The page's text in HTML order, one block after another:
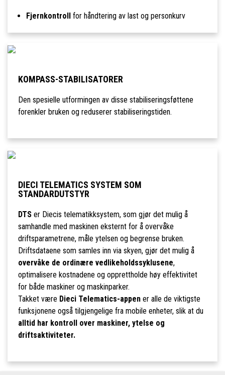
Fjernkontroll for håndtering av last og personkurv
KOMPASS-STABILISATORER
Den spesielle utformingen av disse stabiliseringsføttene
forenkler bruken og reduserer stabiliseringstiden.
DIECI TELEMATICS SYSTEM SOM
STANDARDUTSTYR
DTSer Diecis telematikksystem, som gjør det mulig å
samhandle med maskinen eksternt for å overvåke
driftsparametrene, måle ytelsen og begrense bruken.
Driftsdataene som samles inn via skyen, gjør det mulig å
overvåke de ordinære vedlikeholdssyklusene,
optimalisere kostnadene og opprettholde høy effektivitet
for både maskiner og maskinparker.
Takket være Dieci Telematics-appener alle de viktigste
funksjonene også tilgjengelige fra mobile enheter, slik at du
alltid har kontroll over maskiner, ytelse og
driftsaktiviteter.